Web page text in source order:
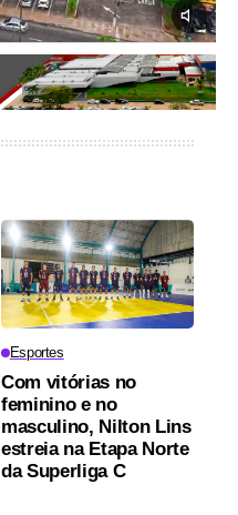
Esportes
Com vitórias no
feminino e no
masculino, Nilton Lins
estreia na Etapa Norte
da Superliga C